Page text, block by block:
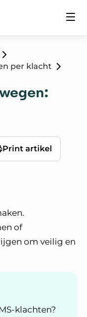
per klacht
Print artikel
of
om veilig en
klachten?